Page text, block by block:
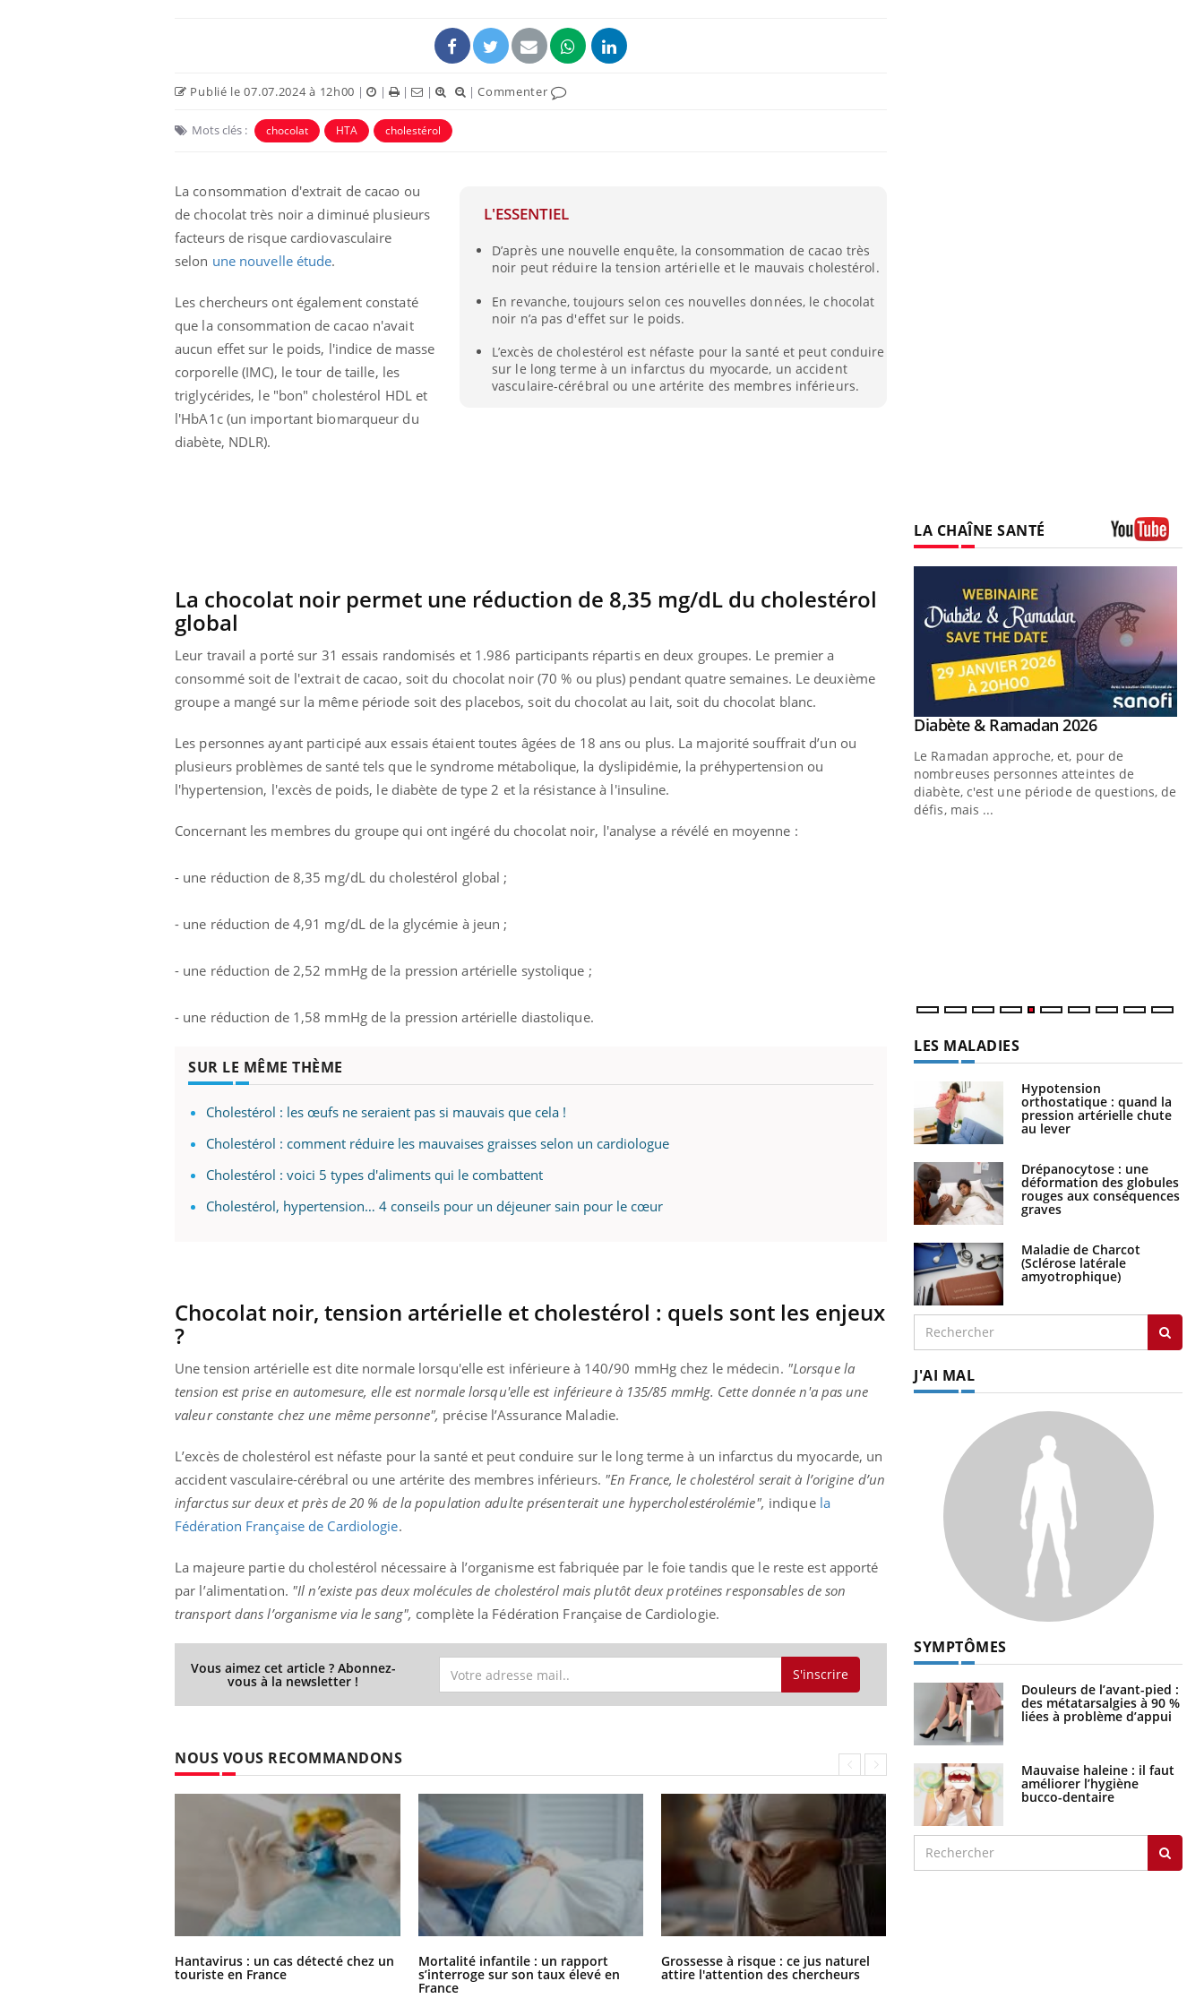
Publié le 07.07.2024 à 12h00 | | | | |Commenter
Mots clés : chocolat HTA cholestérol
L'ESSENTIEL
D’après une nouvelle enquête, la consommation de cacao très
noir peut réduire la tension artérielle et le mauvais cholestérol.
En revanche, toujours selon ces nouvelles données, le chocolat
noir n’a pas d'effet sur le poids.
L’excès de cholestérol est néfaste pour la santé et peut conduire
sur le long terme à un infarctus du myocarde, un accident
vasculaire-cérébral ou une artérite des membres inférieurs.
La consommation d'extrait de cacao ou
de chocolat très noir a diminué plusieurs
facteurs de risque cardiovasculaire
selon une nouvelle étude.
Les chercheurs ont également constaté
que la consommation de cacao n'avait
aucun effet sur le poids, l'indice de masse
corporelle (IMC), le tour de taille, les
triglycérides, le "bon" cholestérol HDL et
l'HbA1c (un important biomarqueur du
diabète, NDLR).
La chocolat noir permet une réduction de 8,35 mg/dL du cholestérol
global
Leur travail a porté sur 31 essais randomisés et 1.986 participants répartis en deux groupes. Le premier a
consommé soit de l'extrait de cacao, soit du chocolat noir (70 % ou plus) pendant quatre semaines. Le deuxième
groupe a mangé sur la même période soit des placebos, soit du chocolat au lait, soit du chocolat blanc.
Les personnes ayant participé aux essais étaient toutes âgées de 18 ans ou plus. La majorité souffrait d’un ou
plusieurs problèmes de santé tels que le syndrome métabolique, la dyslipidémie, la préhypertension ou
l'hypertension, l'excès de poids, le diabète de type 2 et la résistance à l'insuline.
Concernant les membres du groupe qui ont ingéré du chocolat noir, l'analyse a révélé en moyenne :
- une réduction de 8,35 mg/dL du cholestérol global ;
- une réduction de 4,91 mg/dL de la glycémie à jeun ;
- une réduction de 2,52 mmHg de la pression artérielle systolique ;
- une réduction de 1,58 mmHg de la pression artérielle diastolique.
SUR LE MÊME THÈME
Cholestérol : les œufs ne seraient pas si mauvais que cela !
Cholestérol : comment réduire les mauvaises graisses selon un cardiologue
Cholestérol : voici 5 types d'aliments qui le combattent
Cholestérol, hypertension… 4 conseils pour un déjeuner sain pour le cœur
Chocolat noir, tension artérielle et cholestérol : quels sont les enjeux
?
Une tension artérielle est dite normale lorsqu'elle est inférieure à 140/90 mmHg chez le médecin. "Lorsque la
tension est prise en automesure, elle est normale lorsqu'elle est inférieure à 135/85 mmHg. Cette donnée n'a pas une
valeur constante chez une même personne", précise l’Assurance Maladie.
L’excès de cholestérol est néfaste pour la santé et peut conduire sur le long terme à un infarctus du myocarde, un
accident vasculaire-cérébral ou une artérite des membres inférieurs. "En France, le cholestérol serait à l’origine d’un
infarctus sur deux et près de 20 % de la population adulte présenterait une hypercholestérolémie", indique la
Fédération Française de Cardiologie.
La majeure partie du cholestérol nécessaire à l’organisme est fabriquée par le foie tandis que le reste est apporté
par l’alimentation. "Il n’existe pas deux molécules de cholestérol mais plutôt deux protéines responsables de son
transport dans l’organisme via le sang", complète la Fédération Française de Cardiologie.
Vous aimez cet article ? Abonnez-
vous à la newsletter ! S'inscrire
NOUS VOUS RECOMMANDONS
Hantavirus : un cas détecté chez un
touriste en France
Mortalité infantile : un rapport
s’interroge sur son taux élevé en
France
Grossesse à risque : ce jus naturel
attire l'attention des chercheurs
LA CHAÎNE SANTÉ
osait en parler??Youtube
En 2026, l'insuline dans le diabète de type 2
reste entourée d'idées reçues chez les
préparer pour l’été ! Youtube
L'été arrive… et avec lui, un tout nouveau
rythme de vie ! Vacances, plage, piscine,
sont ...
Youtube
Diabète & Ramadan 2026Youtube
Le Ramadan approche, et, pour de
nombreuses personnes atteintes de
diabète, c'est une période de questions, de
défis, mais ...
LES MALADIES
Hypotension
orthostatique : quand la
pression artérielle chute
au lever
Drépanocytose : une
déformation des globules
rouges aux conséquences
graves
Maladie de Charcot
(Sclérose latérale
amyotrophique)
J'AI MAL
SYMPTÔMES
Douleurs de l’avant-pied :
des métatarsalgies à 90 %
liées à problème d’appui
Mauvaise haleine : il faut
améliorer l’hygiène
bucco-dentaire